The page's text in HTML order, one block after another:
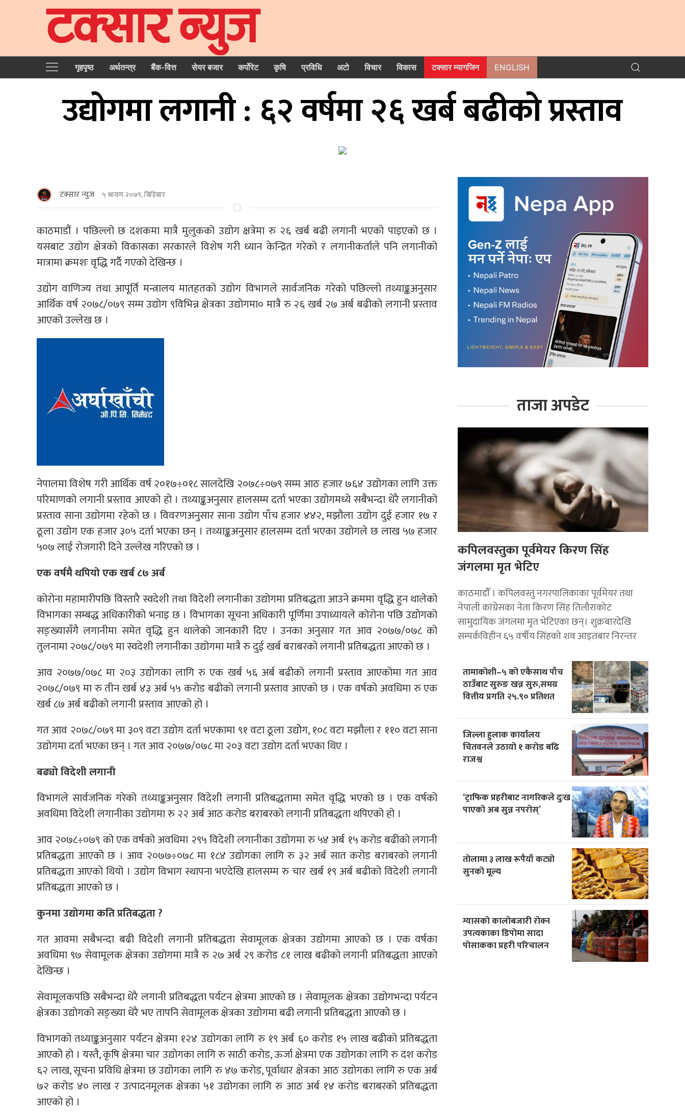
गृहपृष्‍ठ अर्थतन्त्र बैंक-वित्त सेयर बजार कर्पोरेट कृषि प्रविधि अटो विचार विकास टक्सार म्यागजिन ENGLISH
उद्योगमा लगानी : ६२ वर्षमा २६ खर्ब बढीको प्रस्ताव
टक्सार न्युज ५ श्रावण २०७९, बिहिबार
काठमाडौं । पछिल्लो छ दशकमा मात्रै मुलुकको उद्योग क्षत्रेमा रु २६ खर्ब बढी लगानी भएको पाइएको छ ।
यसबाट उद्योग क्षेत्रको विकासका सरकारले विशेष गरी ध्यान केन्द्रित गरेको र लगानीकर्ताले पनि लगानीको
मात्रामा क्रमशः वृद्धि गर्दै गएको देखिन्छ ।
उद्योग वाणिज्य तथा आपूर्ति मन्त्रालय मातहतको उद्योग विभागले सार्वजनिक गरेको पछिल्लो तथ्याङ्कअनुसार
आर्थिक वर्ष २०७८/०७९ सम्म उद्योग ९विभिन्न क्षेत्रका उद्योगमा० मात्रै रु २६ खर्ब २७ अर्ब बढीको लगानी प्रस्ताव
आएको उल्लेख छ ।
नेपालमा विशेष गरी आर्थिक वर्ष २०१७÷०१८ सालदेखि २०७८÷०७९ सम्म आठ हजार ७६४ उद्योगका लागि उक्त
परिमाणको लगानी प्रस्ताव आएको हो । तथ्याङ्कअनुसार हालसम्म दर्ता भएका उद्योगमध्ये सबैभन्दा धेरै लगानीको
प्रस्ताव साना उद्योगमा रहेको छ । विवरणअनुसार साना उद्योग पाँच हजार ४४२, मझौला उद्योग दुई हजार १७ र
ठूला उद्योग एक हजार ३०५ दर्ता भएका छन् । तथ्याङ्कअनुसार हालसम्म दर्ता भएका उद्योगले छ लाख ५७ हजार
५०७ लाई रोजगारी दिने उल्लेख गरिएको छ ।
एक वर्षमै थपियो एक खर्ब ८७ अर्ब
कोरोना महामारीपछि विस्तारै स्वदेशी तथा विदेशी लगानीका उद्योगमा प्रतिबद्धता आउने क्रममा वृद्धि हुन थालेको
विभागका सम्बद्ध अधिकारीको भनाइ छ । विभागका सूचना अधिकारी पूर्णिमा उपाध्यायले कोरोना पछि उद्योगको
सङ्ख्यासँगै लगानीमा समेत वृद्धि हुन थालेको जानकारी दिए । उनका अनुसार गत आव २०७७/०७८ को
तुलनामा २०७८/०७९ मा स्वदेशी लगानीका उद्योगमा मात्रै रु दुई खर्ब बराबरको लगानी प्रतिबद्धता आएको छ ।
आव २०७७/०७८ मा २०३ उद्योगका लागि रु एक खर्ब ५६ अर्ब बढीको लगानी प्रस्ताव आएकोमा गत आव
२०७८/०७९ मा रु तीन खर्ब ४३ अर्ब ५५ करोड बढीको लगानी प्रस्ताव आएको छ । एक वर्षको अवधिमा रु एक
खर्ब ८७ अर्ब बढीको लगानी प्रस्ताव आएको हो ।
गत आव २०७८/०७९ मा ३०९ वटा उद्योग दर्ता भएकामा ९१ वटा ठूला उद्योेग, १०८ वटा मझौला र ११० वटा साना
उद्योगमा दर्ता भएका छन् । गत आव २०७७/०७८ मा २०३ वटा उद्योग दर्ता भएका थिए ।
बढ्यो विदेशी लगानी
विभागले सार्वजनिक गरेको तथ्याङ्कअनुसार विदेशी लगानी प्रतिबद्धतामा समेत वृद्धि भएको छ । एक वर्षको
अवधिमा विदेशी लगानीका उद्योगमा रु २२ अर्ब आठ करोड बराबरको लगानी प्रतिबद्धता थपिएको हो ।
आव २०७८÷०७९ को एक वर्षको अवधिमा २९५ विदेशी लगानीका उद्योगमा रु ५४ अर्ब १५ करोड बढीको लगानी
प्रतिबद्धता आएकोे छ । आव २०७७÷०७८ मा १८४ उद्योगका लागि रु ३२ अर्ब सात करोड बराबरको लगानी
प्रतिबद्धता आएको थियो । उद्योग विभाग स्थापना भएदेखि हालसम्म रु चार खर्ब १९ अर्ब बढीको विदेशी लगानी
प्रतिबद्धता आएको छ ।
कुनमा उद्योगमा कति प्रतिबद्धता ?
गत आवमा सबैभन्दा बढी विदेशी लगानी प्रतिबद्धता सेवामूलक क्षेत्रका उद्योगमा आएको छ । एक वर्षका
अवधिमा ९७ सेवामूलक क्षेत्रका उद्योगमा मात्रै रु २७ अर्ब २९ करोड ८१ लाख बढीको लगानी प्रतिबद्धता आएको
देखिन्छ ।
सेवामूलकपछि सबैभन्दा धेरै लगानी प्रतिबद्धता पर्यटन क्षेत्रमा आएको छ । सेवामूलक क्षेत्रका उद्योगभन्दा पर्यटन
क्षेत्रका उद्योगको सङ्ख्या धेरै भए तापनि सेवामूलक क्षेत्रका उद्योगमा बढी लगानी प्रतिबद्धता आएको छ ।
विभागको तथ्याङ्कअनुसार पर्यटन क्षेत्रमा १२४ उद्योगका लागि रु १९ अर्ब ६० करोड १५ लाख बढीको प्रतिबद्धता
आएकोे हो । यस्तै, कृषि क्षेत्रमा चार उद्योगका लागि रु साठी करोड, ऊर्जा क्षेत्रमा एक उद्योगका लागि रु दश करोड
६२ लाख, सूचना प्रविधि क्षेत्रमा छ उद्योगका लागि रु ४७ करोड, पूर्वाधार क्षेत्रका आठ उद्योगका लागि रु एक अर्ब
७२ करोड ४० लाख र उत्पादनमूलक क्षेत्रका ५१ उद्योगका लागि रु आठ अर्ब १४ करोड बराबरको प्रतिबद्धता
आएको हो ।
ताजा अपडेट
कपिलवस्तुका पूर्वमेयर किरण सिंह
जंगलमा मृत भेटिए
काठमाडाैँ । कपिलवस्तु नगरपालिकाका पूर्वमेयर तथा
नेपाली कांग्रेसका नेता किरण सिंह तिलौराकोट
सामुदायिक जंगलमा मृत भेटिएका छन्। शुक्रबारदेखि
सम्पर्कविहीन ६५ वर्षीय सिंहको शव आइतबार निरन्तर
तामाकोशी–५ को एकैसाथ पाँच
ठाउँबाट सुरुङ खन्न सुरु,समग्र
वित्तीय प्रगति २५.९० प्रतिशत
जिल्ला हुलाक कार्यालय
चितवनले उठायो १ करोड बढि
राजश्व
‘ट्राफिक प्रहरीबाट नागरिकले दुःख
पाएको अब सुन्न नपरोस्’
तोलामा ३ लाख रूपैयाँ कट्यो
सुनको मूल्य
ग्यासको कालोबजारी रोक्न
उपत्यकाका डिपोमा सादा
पोसाकका प्रहरी परिचालन